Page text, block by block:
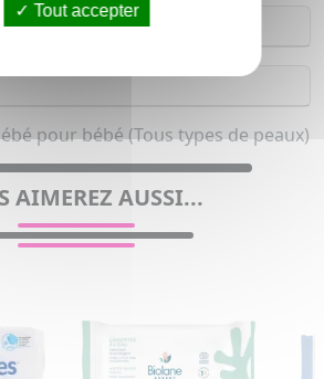
pour bébé (Tous types de peaux)
AIMEREZ AUSSI...
Tout accepter